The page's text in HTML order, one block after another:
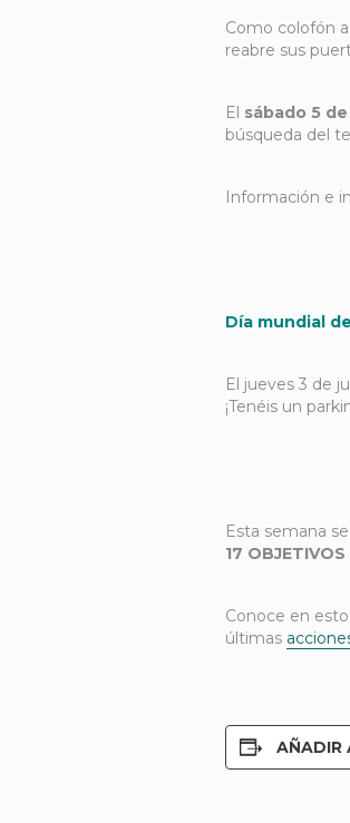
Como colofón a
reabre sus
El sábado 5
búsqueda del
Información e
Día mundial
El jueves 3 de
¡Tenéis un
Esta semana
17 OBJETIVOS
Conoce en
últimas
AÑADIR